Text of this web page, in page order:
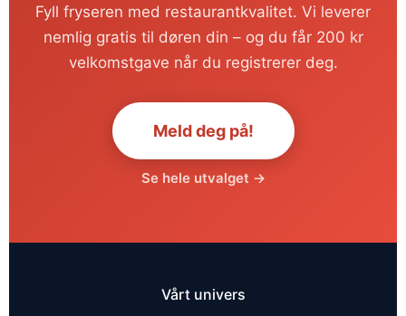
Fyll fryseren med restaurantkvalitet. Vi leverer
nemlig gratis til døren din – og du får 200 kr
velkomstgave når du registrerer deg.
Meld deg på!
Se hele utvalget →
Vårt univers